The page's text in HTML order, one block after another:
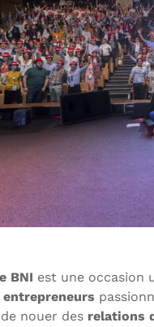
BNI est une occasion
entrepreneurs
nouer des relations